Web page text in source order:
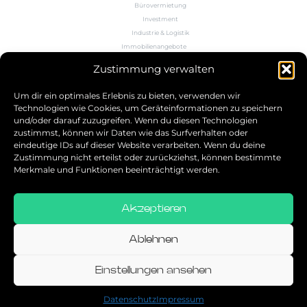
Zustimmung verwalten
Um dir ein optimales Erlebnis zu bieten, verwenden wir
Technologien wie Cookies, um Geräteinformationen zu speichern
und/oder darauf zuzugreifen. Wenn du diesen Technologien
zustimmst, können wir Daten wie das Surfverhalten oder
eindeutige IDs auf dieser Website verarbeiten. Wenn du deine
Zustimmung nicht erteilst oder zurückziehst, können bestimmte
Merkmale und Funktionen beeinträchtigt werden.
Akzeptieren
Ablehnen
Einstellungen ansehen
DatenschutzImpressum
Bürovermietung
Investment
Industrie & Logistik
Immobilienangebote
Wissen
5.0
Bestbewerteter Service
verifiziert von: Trustindex
Allgemeine Geschäftsbedingungen